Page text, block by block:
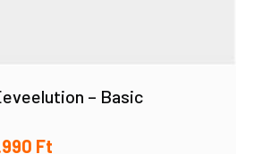
– Basic
Ft